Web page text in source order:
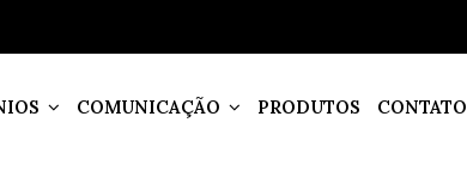
COMUNICAÇÃO PRODUTOS CONTATO